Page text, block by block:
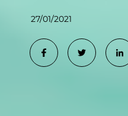
27/01/2021